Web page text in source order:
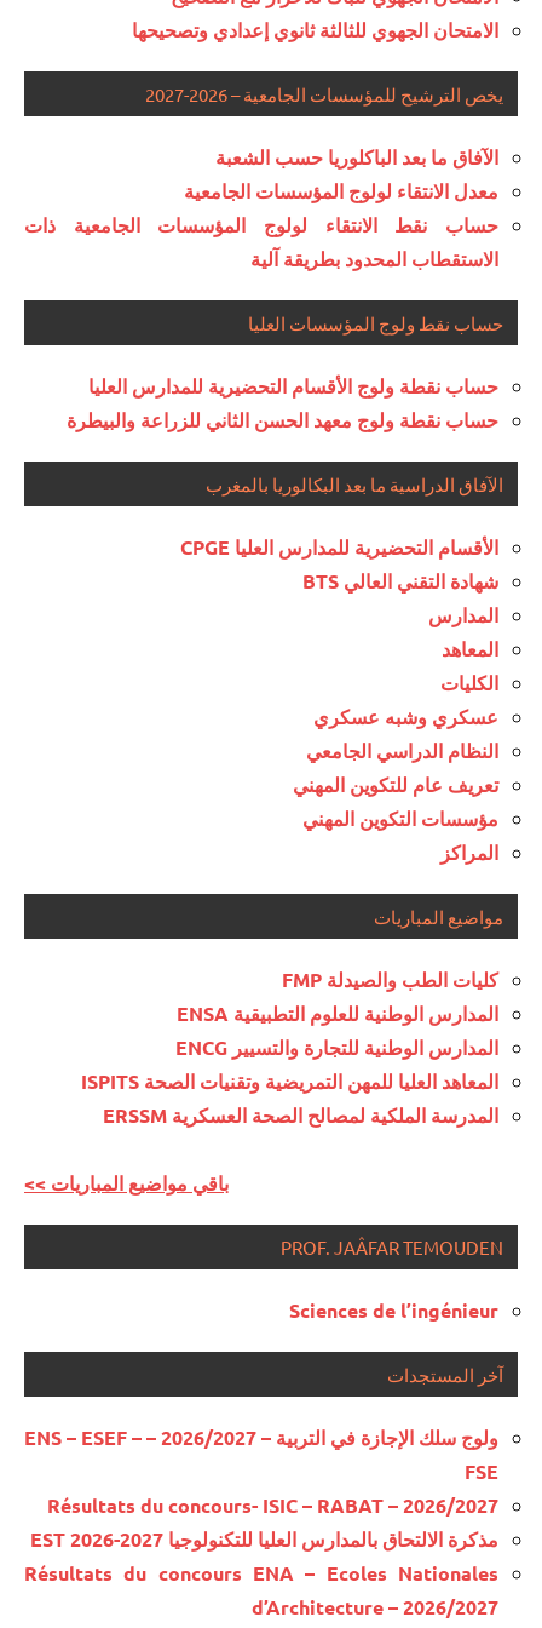
الامتحان الجهوي للثالثة ثانوي إعدادي وتصحيحها
يخص الترشيح للمؤسسات الجامعية – 2026-2027
الآفاق ما بعد الباكلوريا حسب الشعبة
معدل الانتقاء لولوج المؤسسات الجامعية
حساب نقط الانتقاء لولوج المؤسسات الجامعية ذات
الاستقطاب المحدود بطريقة آلية
حساب نقط ولوج المؤسسات العليا
حساب نقطة ولوج الأقسام التحضيرية للمدارس العليا
حساب نقطة ولوج معهد الحسن الثاني للزراعة والبيطرة
الآفاق الدراسية ما بعد البكالوريا بالمغرب
الأقسام التحضيرية للمدارس العليا CPGE
شهادة التقني العالي BTS
المدارس
المعاهد
الكليات
عسكري وشبه عسكري
النظام الدراسي الجامعي
تعريف عام للتكوين المهني
مؤسسات التكوين المهني
المراكز
مواضيع المباريات
كليات الطب والصيدلة FMP
المدارس الوطنية للعلوم التطبيقية ENSA
المدارس الوطنية للتجارة والتسيير ENCG
المعاهد العليا للمهن التمريضية وتقنيات الصحة ISPITS
المدرسة الملكية لمصالح الصحة العسكرية ERSSM
<< باقي مواضيع المباريات
PROF. JAÂFAR TEMOUDEN
Sciences de l’ingénieur
آخر المستجدات
ولوج سلك الإجازة في التربية – 2026/2027 – ENS – ESEF –
FSE
Résultats du concours- ISIC – RABAT – 2026/2027
مذكرة الالتحاق بالمدارس العليا للتكنولوجيا EST 2026-2027
Résultats du concours ENA – Ecoles Nationales
d’Architecture – 2026/2027